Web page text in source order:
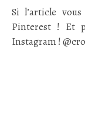
Si l’article
Pinterest ! Et
Instagram !